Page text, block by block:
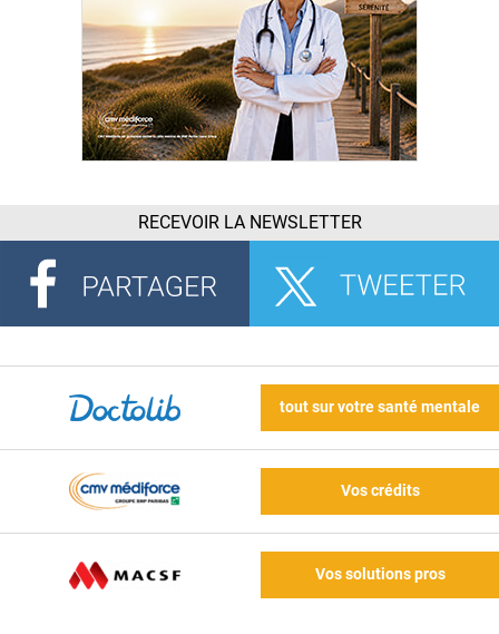
RECEVOIR LA NEWSLETTER
tout sur votre santé mentale
Vos crédits
Vos solutions pros